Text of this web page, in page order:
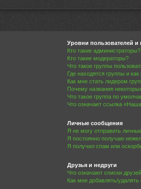
Уровни пользователей и
Кто такие администраторы?
Кто такие модераторы?
Что такое группы
Где находятся группы и
Как мне стать лидером
Почему названия
Что такое группа по
Что означает ссылка
Личные сообщения
Я не могу отправить
Я постоянно получаю
Я получил спам или
Друзья и недруги
Что означают списки
Как мне добавлять/